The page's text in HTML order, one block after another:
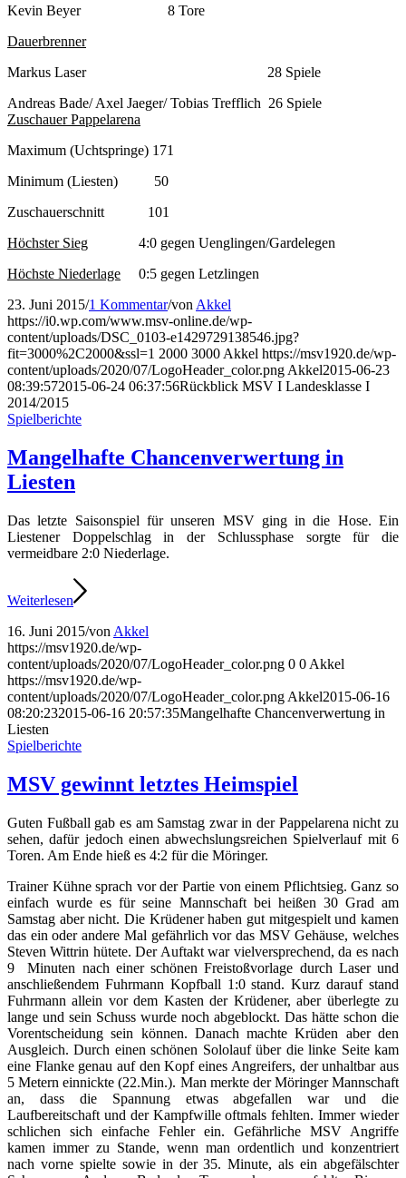
Kevin Beyer 8 Tore
Dauerbrenner
Markus Laser 28 Spiele
Andreas Bade/ Axel Jaeger/ Tobias Trefflich 26 Spiele
Zuschauer Pappelarena
Maximum (Uchtspringe) 171
Minimum (Liesten) 50
Zuschauerschnitt 101
Höchster Sieg 4:0 gegen Uenglingen/Gardelegen
Höchste Niederlage 0:5 gegen Letzlingen
23. Juni 2015/1 Kommentar/von Akkel
https://i0.wp.com/www.msv-online.de/wp-
content/uploads/DSC_0103-e1429729138546.jpg?
fit=3000%2C2000&ssl=1 2000 3000 Akkel https://msv1920.de/wp-
content/uploads/2020/07/LogoHeader_color.png Akkel2015-06-23
08:39:572015-06-24 06:37:56Rückblick MSV I Landesklasse I
2014/2015
Spielberichte
Mangelhafte Chancenverwertung in
Liesten
Das letzte Saisonspiel für unseren MSV ging in die Hose. Ein
Liestener Doppelschlag in der Schlussphase sorgte für die
vermeidbare 2:0 Niederlage.
Weiterlesen
16. Juni 2015/von Akkel
https://msv1920.de/wp-
content/uploads/2020/07/LogoHeader_color.png 0 0 Akkel
https://msv1920.de/wp-
content/uploads/2020/07/LogoHeader_color.png Akkel2015-06-16
08:20:232015-06-16 20:57:35Mangelhafte Chancenverwertung in
Liesten
Spielberichte
MSV gewinnt letztes Heimspiel
Guten Fußball gab es am Samstag zwar in der Pappelarena nicht zu
sehen, dafür jedoch einen abwechslungsreichen Spielverlauf mit 6
Toren. Am Ende hieß es 4:2 für die Möringer.
Trainer Kühne sprach vor der Partie von einem Pflichtsieg. Ganz so
einfach wurde es für seine Mannschaft bei heißen 30 Grad am
Samstag aber nicht. Die Krüdener haben gut mitgespielt und kamen
das ein oder andere Mal gefährlich vor das MSV Gehäuse, welches
Steven Wittrin hütete. Der Auftakt war vielversprechend, da es nach
9 Minuten nach einer schönen Freistoßvorlage durch Laser und
anschließendem Fuhrmann Kopfball 1:0 stand. Kurz darauf stand
Fuhrmann allein vor dem Kasten der Krüdener, aber überlegte zu
lange und sein Schuss wurde noch abgeblockt. Das hätte schon die
Vorentscheidung sein können. Danach machte Krüden aber den
Ausgleich. Durch einen schönen Sololauf über die linke Seite kam
eine Flanke genau auf den Kopf eines Angreifers, der unhaltbar aus
5 Metern einnickte (22.Min.). Man merkte der Möringer Mannschaft
an, dass die Spannung etwas abgefallen war und die
Laufbereitschaft und der Kampfwille oftmals fehlten. Immer wieder
schlichen sich einfache Fehler ein. Gefährliche MSV Angriffe
kamen immer zu Stande, wenn man ordentlich und konzentriert
nach vorne spielte sowie in der 35. Minute, als ein abgefälschter